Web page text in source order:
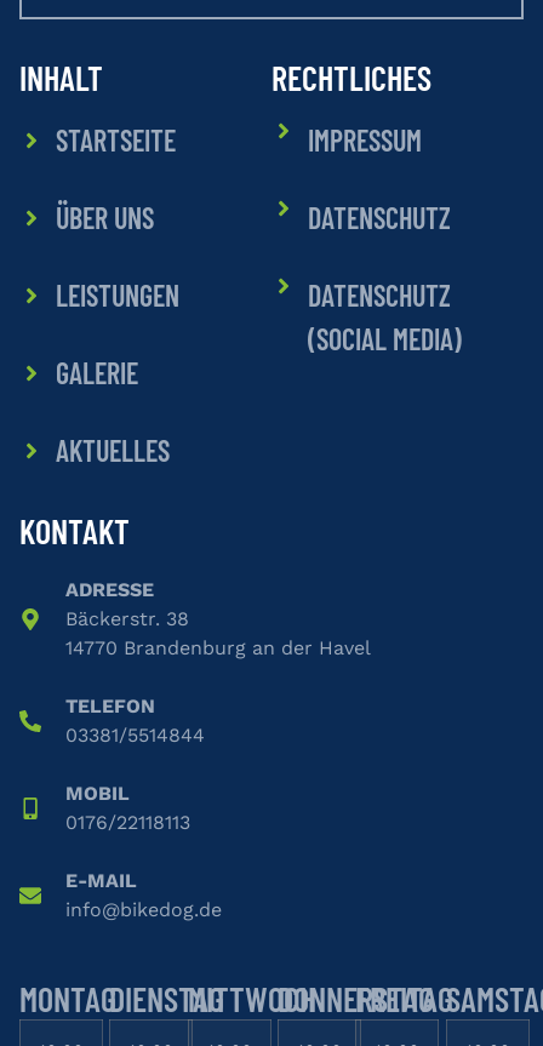
INHALT
STARTSEITE
ÜBER UNS
LEISTUNGEN
GALERIE
AKTUELLES
RECHTLICHES
IMPRESSUM
DATENSCHUTZ
DATENSCHUTZ
(SOCIAL MEDIA)
KONTAKT
ADRESSE
Bäckerstr. 38
14770 Brandenburg an der Havel
TELEFON
03381/5514844
MOBIL
0176/22118113
E-MAIL
info@bikedog.de
MONTAGDIENSTAGMITTWOCHDONNERSTAG
FREITAG